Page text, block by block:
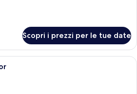
Scopri i prezzi per le tue date
Un soggiorno moderno con angolo